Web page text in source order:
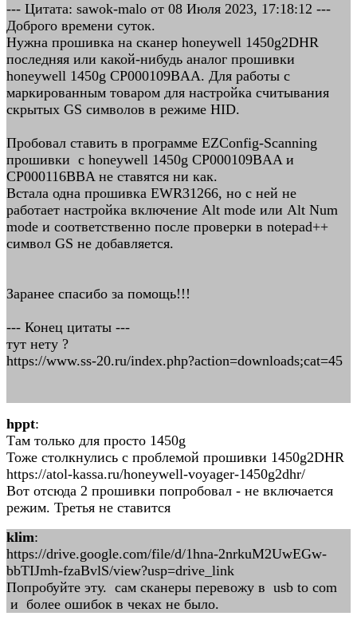
--- Цитата: sawok-malo от 08 Июля 2023, 17:18:12 ---
Доброго времени суток.
Нужна прошивка на сканер honeywell 1450g2DHR
последняя или какой-нибудь аналог прошивки
honeywell 1450g CP000109BAA. Для работы с
маркированным товаром для настройка считывания
скрытых GS символов в режиме HID.
Пробовал ставить в программе EZConfig-Scanning
прошивки с honeywell 1450g CP000109BAA и
CP000116BBA не ставятся ни как.
Встала одна прошивка EWR31266, но с ней не
работает настройка включение Alt mode или Alt Num
mode и соответственно после проверки в notepad++
символ GS не добавляется.
Заранее спасибо за помощь!!!
--- Конец цитаты ---
тут нету ?
https://www.ss-20.ru/index.php?action=downloads;cat=45
hppt:
Там только для просто 1450g
Тоже столкнулись с проблемой прошивки 1450g2DHR
https://atol-kassa.ru/honeywell-voyager-1450g2dhr/
Вот отсюда 2 прошивки попробовал - не включается
режим. Третья не ставится
klim:
https://drive.google.com/file/d/1hna-2nrkuM2UwEGw-
bbTIJmh-fzaBvlS/view?usp=drive_link
Попробуйте эту. сам сканеры перевожу в usb to com
и более ошибок в чеках не было.